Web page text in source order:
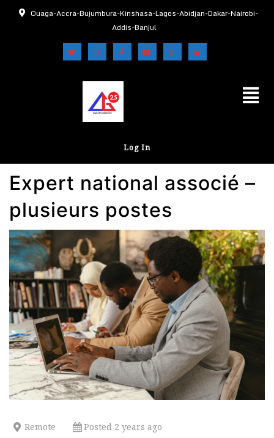
Ouaga-Accra-Bujumbura-Kinshasa-Lagos-Abidjan-Dakar-Nairobi-
Addis-Banjul
Log In
Expert national associé –
plusieurs postes
Remote
Posted 2 years ago